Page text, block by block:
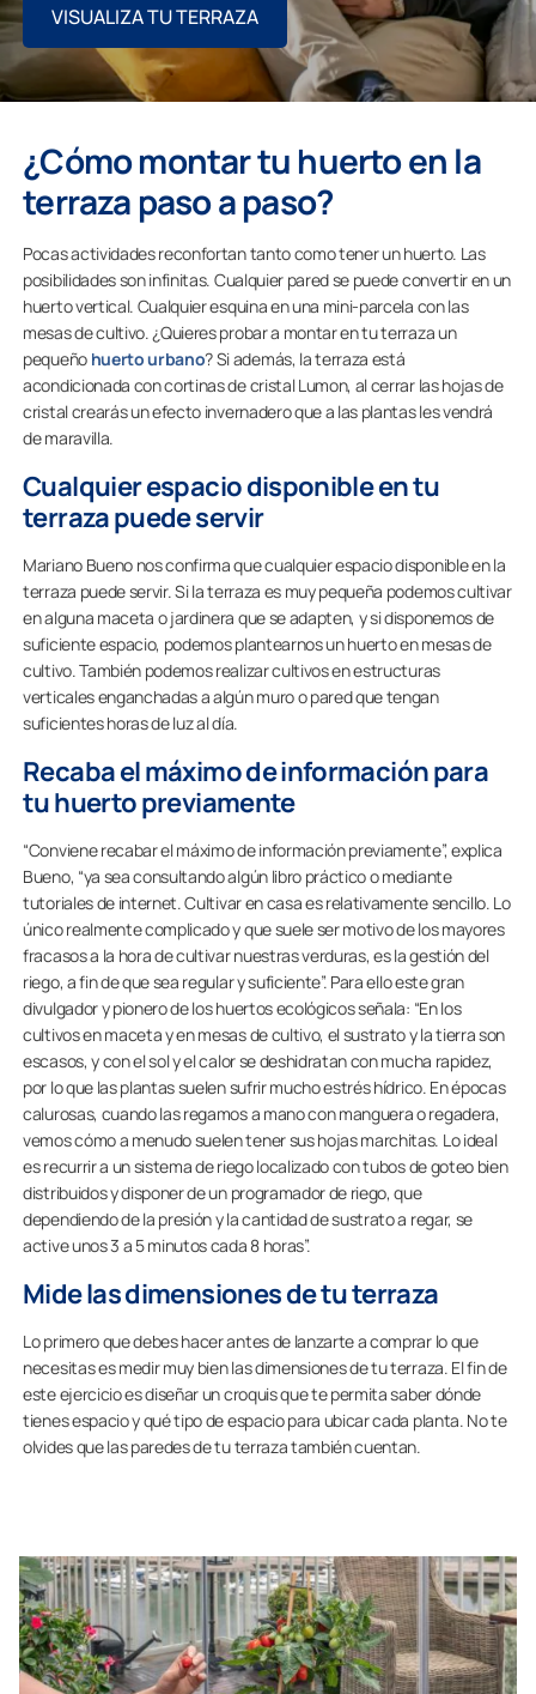
VISUALIZA TU TERRAZA
¿Cómo montar tu huerto en la
terraza paso a paso?
Pocas actividades reconfortan tanto como tener un huerto. Las
posibilidades son infinitas. Cualquier pared se puede convertir en un
huerto vertical. Cualquier esquina en una mini-parcela con las
mesas de cultivo. ¿Quieres probar a montar en tu terraza un
pequeño huerto urbano? Si además, la terraza está
acondicionada con cortinas de cristal Lumon, al cerrar las hojas de
cristal crearás un efecto invernadero que a las plantas les vendrá
de maravilla.
Cualquier espacio disponible en tu
terraza puede servir
Mariano Bueno nos confirma que cualquier espacio disponible en la
terraza puede servir. Si la terraza es muy pequeña podemos cultivar
en alguna maceta o jardinera que se adapten, y si disponemos de
suficiente espacio, podemos plantearnos un huerto en mesas de
cultivo. También podemos realizar cultivos en estructuras
verticales enganchadas a algún muro o pared que tengan
suficientes horas de luz al día.
Recaba el máximo de información para
tu huerto previamente
“Conviene recabar el máximo de información previamente”, explica
Bueno, “ya sea consultando algún libro práctico o mediante
tutoriales de internet. Cultivar en casa es relativamente sencillo. Lo
único realmente complicado y que suele ser motivo de los mayores
fracasos a la hora de cultivar nuestras verduras, es la gestión del
riego, a fin de que sea regular y suficiente”. Para ello este gran
divulgador y pionero de los huertos ecológicos señala: “En los
cultivos en maceta y en mesas de cultivo, el sustrato y la tierra son
escasos, y con el sol y el calor se deshidratan con mucha rapidez,
por lo que las plantas suelen sufrir mucho estrés hídrico. En épocas
calurosas, cuando las regamos a mano con manguera o regadera,
vemos cómo a menudo suelen tener sus hojas marchitas. Lo ideal
es recurrir a un sistema de riego localizado con tubos de goteo bien
distribuidos y disponer de un programador de riego, que
dependiendo de la presión y la cantidad de sustrato a regar, se
active unos 3 a 5 minutos cada 8 horas”.
Mide las dimensiones de tu terraza
Lo primero que debes hacer antes de lanzarte a comprar lo que
necesitas es medir muy bien las dimensiones de tu terraza. El fin de
este ejercicio es diseñar un croquis que te permita saber dónde
tienes espacio y qué tipo de espacio para ubicar cada planta. No te
olvides que las paredes de tu terraza también cuentan.